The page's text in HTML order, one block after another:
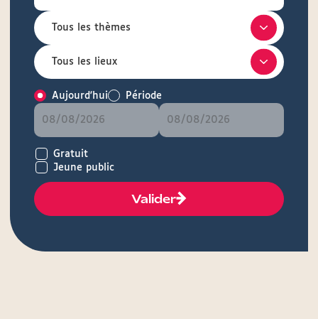
Aujourd'hui Période
Gratuit
Jeune public
Valider